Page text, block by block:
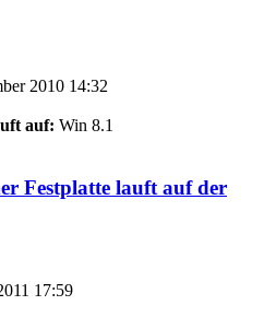
2010 14:32
auf: Win 8.1
Festplatte lauft auf der
17:59